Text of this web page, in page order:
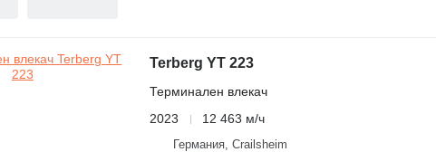
Terberg YT 223
Терминален влекач
2023
12 463 м/ч
Германия, Crailsheim